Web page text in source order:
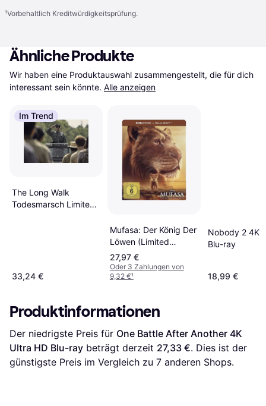
¹Vorbehaltlich Kreditwürdigkeitsprüfung.
Ähnliche Produkte
Wir haben eine Produktauswahl zusammengestellt, die für dich
interessant sein könnte. Alle anzeigen
Im Trend
The Long Walk
Todesmarsch Limited
33,24 €
Mufasa: Der König Der
Löwen (Limited
Steelbook)
27,97 €
Oder 3 Zahlungen von
9,32 €¹
Nobody 2 4K
Blu-ray
18,99 €
Produktinformationen
Der niedrigste Preis für One Battle After Another 4K
Ultra HD Blu-ray beträgt derzeit 27,33 €. Dies ist der
günstigste Preis im Vergleich zu 7 anderen Shops.